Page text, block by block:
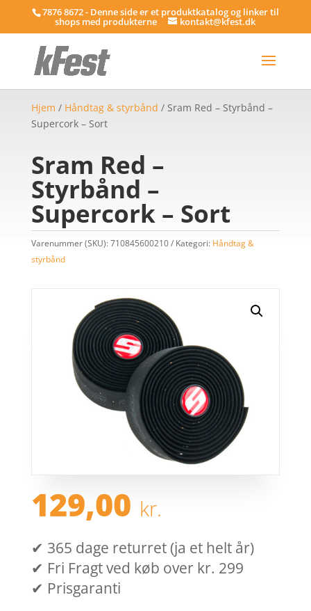
7876 8672 - Denne side er et produktkatalog og linker til
shops med produkterne kontakt@kfest.dk
Hjem / Håndtag & styrbånd / Sram Red – Styrbånd –
Supercork – Sort
Sram Red –
Styrbånd –
Supercork – Sort
Varenummer (SKU):710845600210 Kategori: Håndtag &
styrbånd
129,00 kr.
✔ 365 dage returret (ja et helt år)
✔ Fri Fragt ved køb over kr. 299
✔ Prisgaranti